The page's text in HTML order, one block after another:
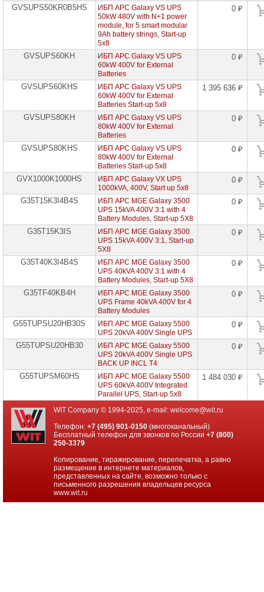
Smart-
Easy
ИБП
APC
ИБП
APC
►
APC
Power
Units
-
аксессуары
батареи
Добавочные
Powercom
других
производителей
Российское
ПО
Программное
обеспечение
Термошкафы
GVSUPS50KR0B5HS
ИБП APC Galaxy VS UPS
50kW 480V with N+1 power
module, for 5 smart modular
9Ah battery strings, Start-up
5x8
0 ₽
GVSUPS60KH
ИБП APC Galaxy VS UPS
60kW 400V for External
Batteries
0 ₽
GVSUPS60KHS
ИБП APC Galaxy VS UPS
60kW 400V for External
Batteries Start-up 5x8
1 395 636 ₽
GVSUPS80KH
ИБП APC Galaxy VS UPS
80kW 400V for External
Batteries
0 ₽
GVSUPS80KHS
ИБП APC Galaxy VS UPS
80kW 400V for External
Batteries Start-up 5x8
0 ₽
GVX1000K1000HS
ИБП APC Galaxy VX UPS
1000kVA, 400V, Start up 5x8
0 ₽
G35T15K3I4B4S
ИБП APC MGE Galaxy 3500
UPS 15kVA 400V 3:1 with 4
Battery Modules, Start-up 5X8
0 ₽
G35T15K3IS
ИБП APC MGE Galaxy 3500
UPS 15kVA 400V 3:1, Start-up
5X8
0 ₽
G35T40K3I4B4S
ИБП APC MGE Galaxy 3500
UPS 40kVA 400V 3:1 with 4
Battery Modules, Start-up 5X8
0 ₽
G35TF40KB4H
ИБП APC MGE Galaxy 3500
UPS Frame 40kVA 400V for 4
Battery Modules
0 ₽
G55TUPSU20HB30S
ИБП APC MGE Galaxy 5500
UPS 20kVA 400V Single UPS
0 ₽
G55TUPSU20HB30
ИБП APC MGE Galaxy 5500
UPS 20kVA 400V Single UPS
BACK UP INCL T4
0 ₽
G55TUPSM60HS
ИБП APC MGE Galaxy 5500
UPS 60kVA 400V Integrated
Parallel UPS, Start-up 5x8
1 484 030 ₽
WIT Company © 1994-2025, e-mail: welcome@wit.ru
Телефон:+7 (495) 901-0150 (многоканальный)
Бесплатный телефон для звонков по России+7 (800)
250-3379
Копирование, тиражирование, перепечатка, а равно
размещение в интернете материалов,
представленных на сайте, возможно только с
письменного разрешения владельцев ресурса
www.wit.ru